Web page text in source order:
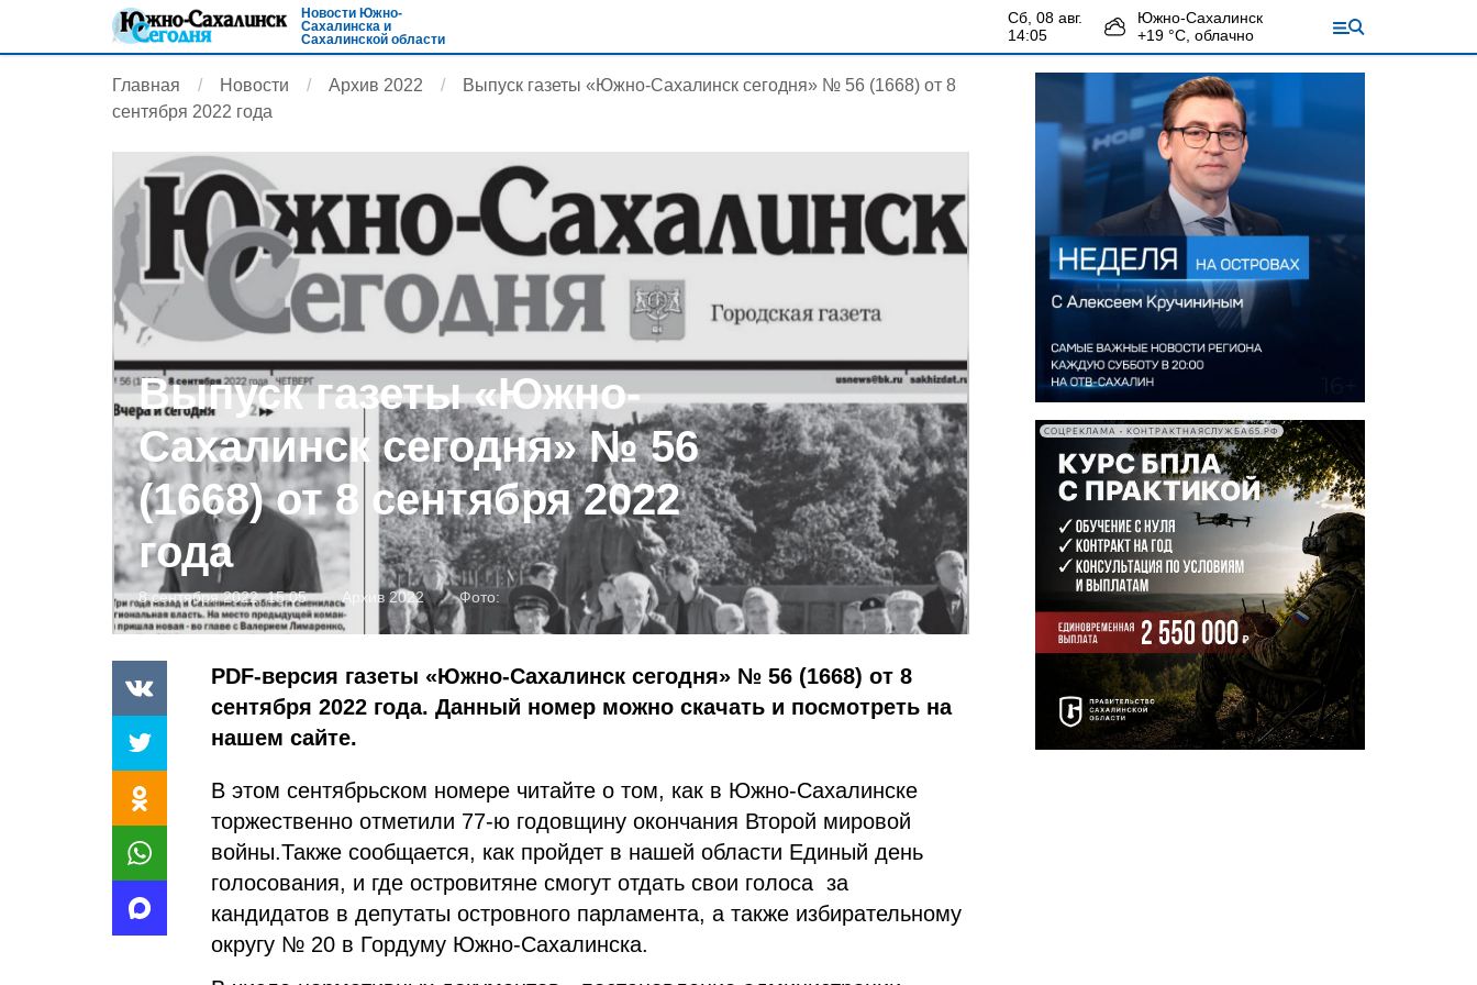
Новости Южно-
Сахалинска и
Сахалинской области
сб, 08 авг.
14:05
Южно-Сахалинск
+19 °С, облачно
Главная Новости Архив 2022
Выпуск газеты «Южно-Сахалинск сегодня» № 56 (1668) от 8
сентября 2022 года
Выпуск газеты «Южно-
Сахалинск сегодня» № 56
(1668) от 8 сентября 2022
года
8 сентября 2022, 15:05 Архив 2022 Фото:
PDF-версия газеты «Южно-Сахалинск сегодня» № 56 (1668) от 8
сентября 2022 года. Данный номер можно скачать и посмотреть на
нашем сайте.
В этом сентябрьском номере читайте о том, как в Южно-Сахалинске
торжественно отметили 77-ю годовщину окончания Второй мировой
войны.Также сообщается, как пройдет в нашей области Единый день
голосования, и где островитяне смогут отдать свои голоса за
кандидатов в депутаты островного парламента, а также избирательному
округу № 20 в Гордуму Южно-Сахалинска.
СОЦРЕКЛАМА • КОНТРАКТНАЯСЛУЖБА65.РФ